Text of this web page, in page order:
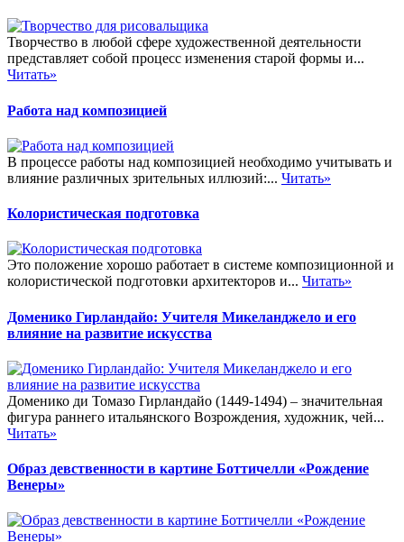
Творчество в любой сфере художественной деятельности
представляет собой процесс изменения старой формы и...
Читать»
Работа над композицией
В процессе работы над композицией необходимо учитывать и
влияние различных зрительных иллюзий:... Читать»
Колористическая подготовка
Это положение хорошо работает в системе композиционной и
колористической подготовки архитекторов и... Читать»
Доменико Гирландайо: Учителя Микеланджело и его
влияние на развитие искусства
Доменико ди Томазо Гирландайо (1449-1494) – значительная
фигура раннего итальянского Возрождения, художник, чей...
Читать»
Образ девственности в картине Боттичелли «Рождение
Венеры»